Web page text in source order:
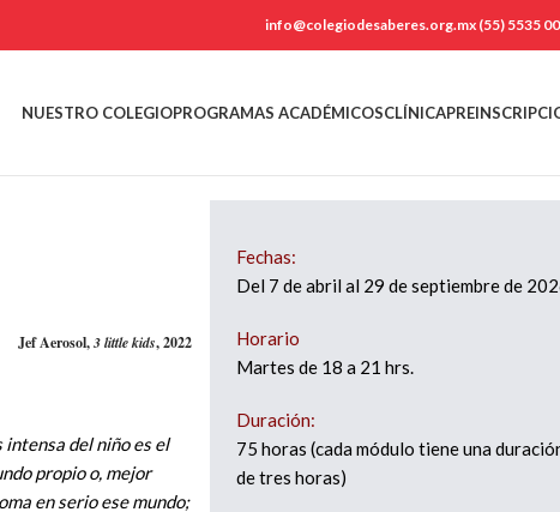
info@colegiodesaberes.org.mx (55) 5535
NUESTRO COLEGIOPROGRAMAS ACADÉMICOSCLÍNICA
Jef Aerosol,3 little kids, 2022
del niño es el
propio o, mejor
en serio ese mundo;
Fechas:
Del 7 de abril al 29 de septiembre de
Horario
Martes de 18 a 21 hrs.
Duración:
75 horas (cada módulo tiene una
de tres horas)